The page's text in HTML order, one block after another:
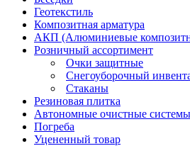
Геотекстиль
Композитная арматура
АКП (Алюминиевые
Розничный ассортимент
Очки защитные
Снегоуборочный
Стаканы
Резиновая плитка
Автономные очистные системы
Погреба
Уцененный товар